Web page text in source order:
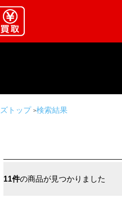
トップ 検索結果
11件の商品が見つかりました